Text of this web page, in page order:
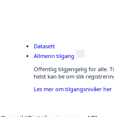
Datasett
Allmenn tilgang
Offentlig tilgjengelig for alle.
helst kan be om slik
Les mer om tilgangsnivåer her